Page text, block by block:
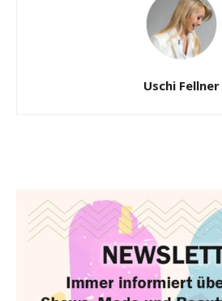
Uschi Fellner